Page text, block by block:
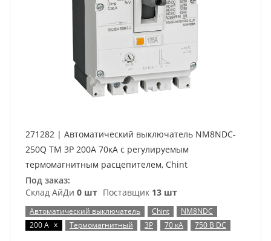
271282 | Автоматический выключатель NM8NDC-
250Q TM 3P 200А 70кА с регулируемым
термомагнитным расцепителем, Chint
Под заказ:
Склад АйДи 0 шт Поставщик 13 шт
Автоматический выключатель Chint
NM8NDC
200 А x Термомагнитный 3P 70 кА 750 В DC